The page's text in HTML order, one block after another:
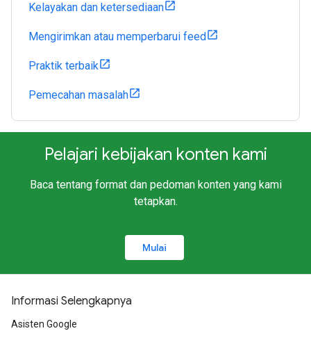
Kelayakan dan ketersediaan
Mengirimkan atau memperbarui feed
Praktik terbaik
Pemecahan masalah
Pelajari kebijakan konten kami
Baca tentang format dan pedoman konten yang kami
tetapkan.
Mulai
Informasi Selengkapnya
Asisten Google